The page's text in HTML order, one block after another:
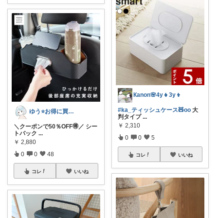
ゆう⭐️お得に買いたいワーママ‼️
＼クーポンで50％OFF🉐／ シー
トバック ...
￥ 2,880
0 0 48
コレ いいね
Кanon🌸4y👧3y👦
#ka_ティッシュケース🧸oo 大
判タイプ ...
￥ 2,310
0 0 5
コレ いいね